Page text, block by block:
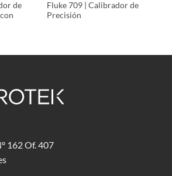
de
Fluke 709 | Calibrador de
Precisión
162 Of. 407